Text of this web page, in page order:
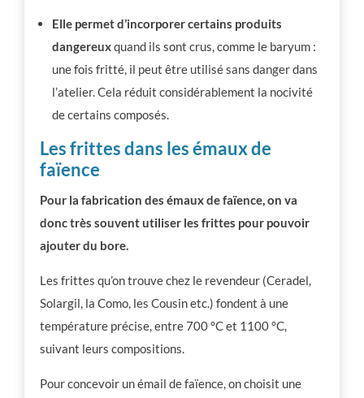
Elle permet d’incorporer certains produits
dangereuxquand ils sont crus, comme le baryum :
une fois fritté, il peut être utilisé sans danger dans
l’atelier. Cela réduit considérablement la nocivité
de certains composés.
Les frittes dans les émaux de
faïence
Pour la fabrication des émaux de faïence,on va
donc très souvent utiliser les frittes pour pouvoir
ajouter du bore.
Les frittes qu’on trouve chez le revendeur (Ceradel,
Solargil, la Como, les Cousin etc.) fondent à une
température précise, entre 700 °C et 1100 °C,
suivant leurs compositions.
Pour concevoir un émail de faïence, on choisit une